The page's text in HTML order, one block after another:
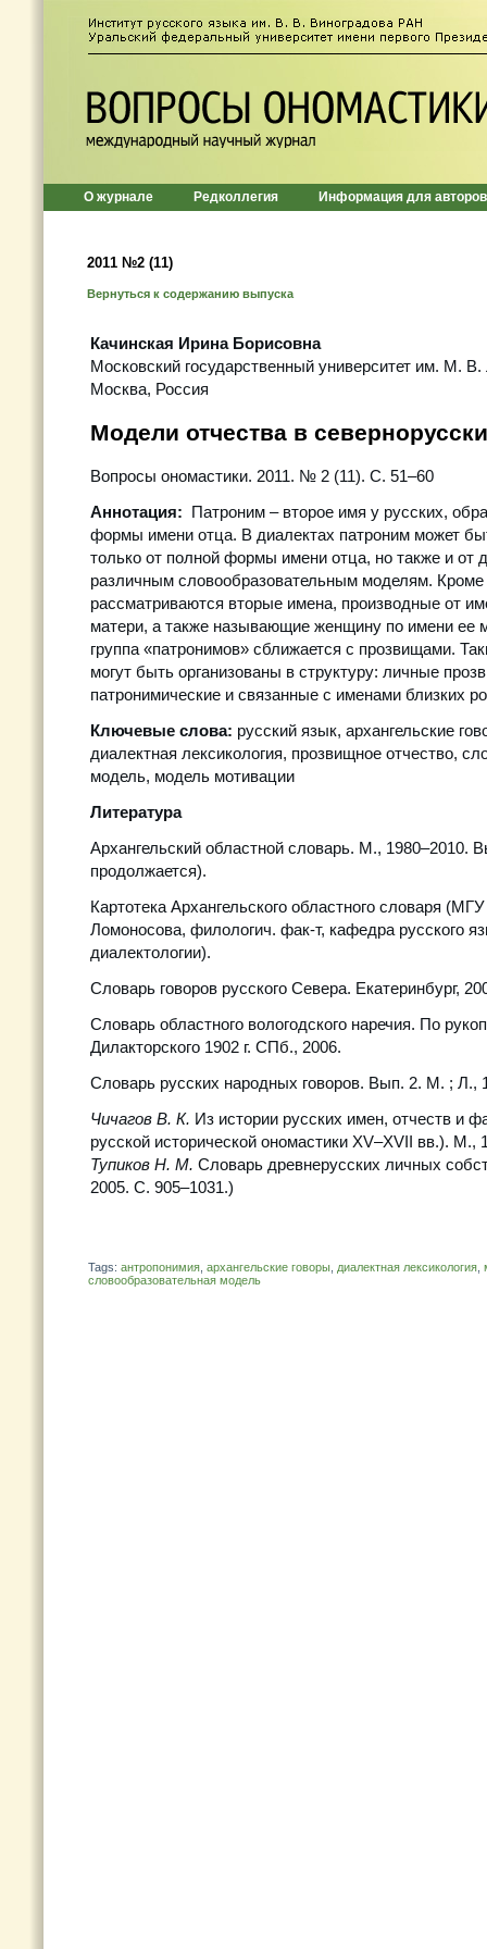
О журнале Редколлегия Информация для авторов
2011 №2 (11)
Вернуться к содержанию выпуска
Качинская Ирина Борисовна
Московский государственный университет им. М.
Москва, Россия
Модели отчества в
Вопросы ономастики. 2011. № 2 (11). С. 51–60
Аннотация: Патроним – второе имя у русских,
формы имени отца. В диалектах патроним может
только от полной формы имени отца, но также и от
различным словообразовательным моделям. Кроме
рассматриваются вторые имена, производные от
матери, а также называющие женщину по имени ее
группа «патронимов» сближается с прозвищами.
могут быть организованы в структуру: личные
патронимические и связанные с именами близких
Ключевые слова: русский язык, архангельские
диалектная лексикология, прозвищное отчество,
модель, модель мотивации
Литература
Архангельский областной словарь. М., 1980–2010.
продолжается).
Картотека Архангельского областного словаря
Ломоносова, филологич. фак-т, кафедра русского
диалектологии).
Словарь говоров русского Севера. Екатеринбург,
Словарь областного вологодского наречия. По
Дилакторского 1902 г. СПб., 2006.
Словарь русских народных говоров. Вып. 2. М. ; Л.,
Чичагов В. К. Из истории русских имен, отчеств и
русской исторической ономастики ХV–ХVII вв.). М.,
Тупиков Н. М. Словарь древнерусских личных
2005. С. 905–1031.)
Tags: антропонимия архангельские говоры диалектная лексикология
словообразовательная модель